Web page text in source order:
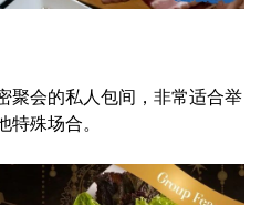
聚会的私人包间，非常适合举
特殊场合。